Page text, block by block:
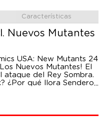
Características
Nuevos Mutantes
USA: New Mutants 24
Nuevos Mutantes! El
ataque del Rey Sombra.
¿Por qué llora Sendero
caben en una única
perdidos cuando se
historia demasiado